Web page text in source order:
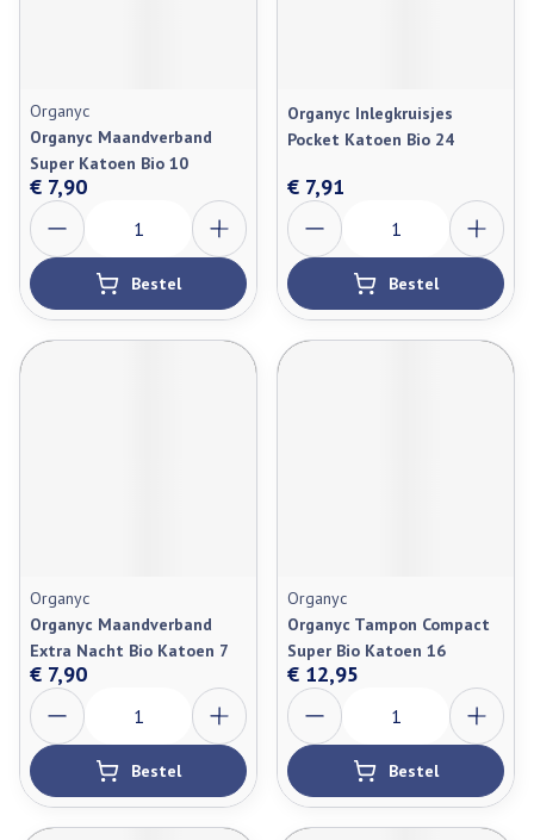
Organyc
Organyc Maandverband
Super Katoen Bio 10
€ 7,90
Aantal
Bestel
Organyc Inlegkruisjes
Pocket Katoen Bio 24
€ 7,91
Aantal
Bestel
Organyc
Organyc Maandverband
Extra Nacht Bio Katoen 7
€ 7,90
Aantal
Bestel
Organyc
Organyc Tampon Compact
Super Bio Katoen 16
€ 12,95
Aantal
Bestel